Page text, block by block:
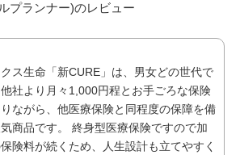
プランナー)のレビュー
ス生命「新CURE」は、男女どの世代で
社より月々1,000円程とお手ごろな保険
ながら、他医療保険と同程度の保障を備
商品です。 終身型医療保険ですので加
険料が続くため、人生設計も立てやすく